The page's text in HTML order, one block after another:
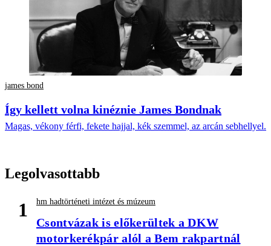
james bond
Így kellett volna kinéznie James Bondnak
Magas, vékony férfi, fekete hajjal, kék szemmel, az arcán sebhellyel.
Legolvasottabb
1 hm hadtörténeti intézet és múzeum
Csontvázak is előkerültek a DKW
motorkerékpár alól a Bem rakpartnál